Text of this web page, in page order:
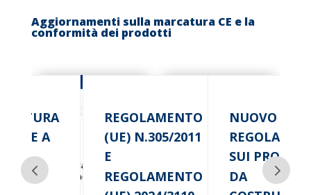
Aggiornamenti sulla marcatura CE e la
conformità dei prodotti
A
REGOLAMENTO
(UE) N.305/2011
E
REGOLAMENTO
NUOVO
SUI
DA